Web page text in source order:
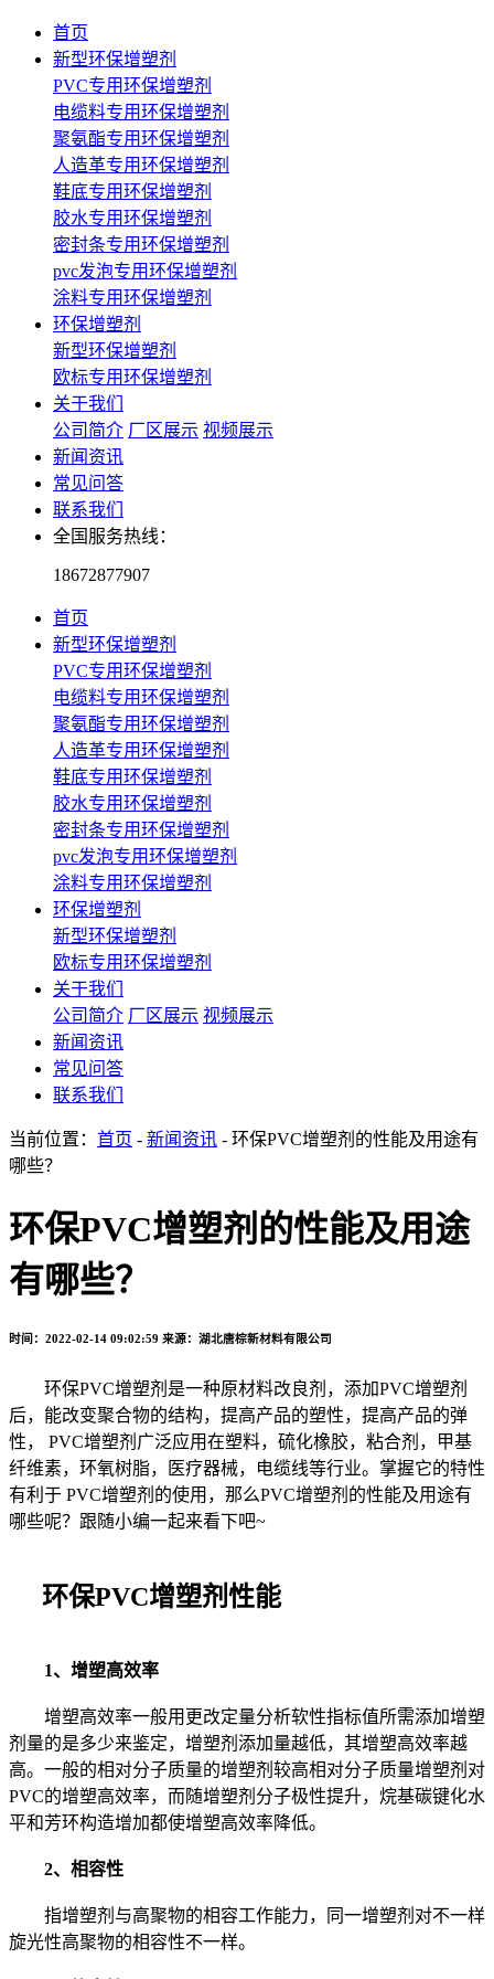
首页
新型环保增塑剂
PVC专用环保增塑剂
电缆料专用环保增塑剂
聚氨酯专用环保增塑剂
人造革专用环保增塑剂
鞋底专用环保增塑剂
胶水专用环保增塑剂
密封条专用环保增塑剂
pvc发泡专用环保增塑剂
涂料专用环保增塑剂
环保增塑剂
新型环保增塑剂
欧标专用环保增塑剂
关于我们
公司简介 厂区展示 视频展示
新闻资讯
常见问答
联系我们
全国服务热线：
18672877907
首页
新型环保增塑剂
PVC专用环保增塑剂
电缆料专用环保增塑剂
聚氨酯专用环保增塑剂
人造革专用环保增塑剂
鞋底专用环保增塑剂
胶水专用环保增塑剂
密封条专用环保增塑剂
pvc发泡专用环保增塑剂
涂料专用环保增塑剂
环保增塑剂
新型环保增塑剂
欧标专用环保增塑剂
关于我们
公司简介 厂区展示 视频展示
新闻资讯
常见问答
联系我们
当前位置： 首页 - 新闻资讯 - 环保PVC增塑剂的性能及用途有
哪些？
环保PVC增塑剂的性能及用途
有哪些？
时间：2022-02-14 09:02:59 来源：湖北唐棕新材料有限公司
环保PVC增塑剂是一种原材料改良剂，添加PVC增塑剂
后，能改变聚合物的结构，提高产品的塑性，提高产品的弹
性， PVC增塑剂广泛应用在塑料，硫化橡胶，粘合剂，甲基
纤维素，环氧树脂，医疗器械，电缆线等行业。掌握它的特性
有利于 PVC增塑剂的使用，那么PVC增塑剂的性能及用途有
哪些呢？跟随小编一起来看下吧~
环保PVC增塑剂性能
1、增塑高效率
增塑高效率一般用更改定量分析软性指标值所需添加增塑
剂量的是多少来鉴定，增塑剂添加量越低，其增塑高效率越
高。一般的相对分子质量的增塑剂较高相对分子质量增塑剂对
PVC的增塑高效率，而随增塑剂分子极性提升，烷基碳键化水
平和芳环构造增加都使增塑高效率降低。
2、相容性
指增塑剂与高聚物的相容工作能力，同一增塑剂对不一样
旋光性高聚物的相容性不一样。